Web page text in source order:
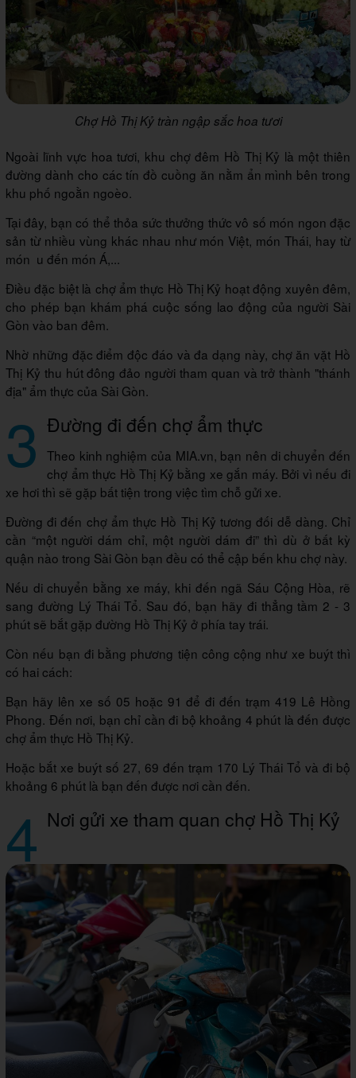
Chợ Hồ Thị Kỷ tràn ngập sắc hoa tươi
Ngoài lĩnh vực hoa tươi, khu chợ đêm Hồ Thị Kỷ là một thiên
đường dành cho các tín đồ cuồng ăn nằm ẩn mình bên trong
khu phố ngoằn ngoèo.
Tại đây, bạn có thể thỏa sức thưởng thức vô số món ngon đặc
sản từ nhiều vùng khác nhau như món Việt, món Thái, hay từ
món u đến món Á,...
Điều đặc biệt là chợ ẩm thực Hồ Thị Kỷ hoạt động xuyên đêm,
cho phép bạn khám phá cuộc sống lao động của người Sài
Gòn vào ban đêm.
Nhờ những đặc điểm độc đáo và đa dạng này, chợ ăn vặt Hồ
Thị Kỷ thu hút đông đảo người tham quan và trở thành "thánh
địa" ẩm thực của Sài Gòn.
3 Đường đi đến chợ ẩm thực
Theo kinh nghiệm của MIA.vn, bạn nên di chuyển đến
chợ ẩm thực Hồ Thị Kỷ bằng xe gắn máy. Bởi vì nếu đi
xe hơi thì sẽ gặp bất tiện trong việc tìm chỗ gửi xe.
Đường đi đến chợ ẩm thực Hồ Thị Kỷ tương đối dễ dàng. Chỉ
cần “một người dám chỉ, một người dám đi” thì dù ở bất kỳ
quận nào trong Sài Gòn bạn đều có thể cập bến khu chợ này.
Nếu di chuyển bằng xe máy, khi đến ngã Sáu Cộng Hòa, rẽ
sang đường Lý Thái Tổ. Sau đó, bạn hãy đi thẳng tầm 2 - 3
phút sẽ bắt gặp đường Hồ Thị Kỷ ở phía tay trái.
Còn nếu bạn đi bằng phương tiện công cộng như xe buýt thì
có hai cách:
Bạn hãy lên xe số 05 hoặc 91 để đi đến trạm 419 Lê Hồng
Phong. Đến nơi, bạn chỉ cần đi bộ khoảng 4 phút là đến được
chợ ẩm thực Hồ Thị Kỷ.
Hoặc bắt xe buýt số 27, 69 đến trạm 170 Lý Thái Tổ và đi bộ
khoảng 6 phút là bạn đến được nơi cần đến.
4 Nơi gửi xe tham quan chợ Hồ Thị Kỷ